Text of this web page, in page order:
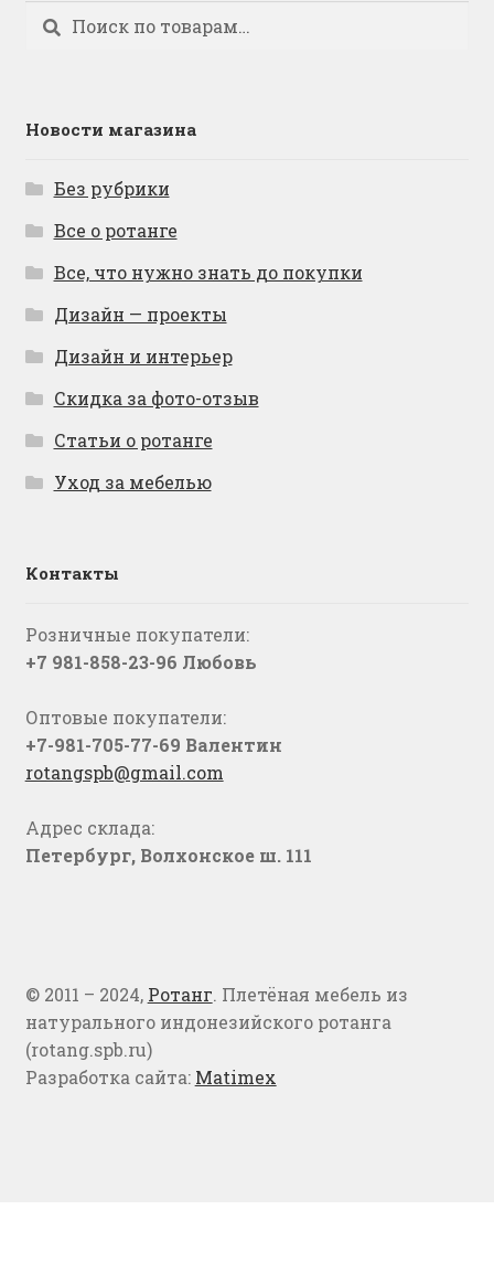
Искать:
Поиск
Новости магазина
Без рубрики
Все о ротанге
Все, что нужно знать до покупки
Дизайн — проекты
Дизайн и интерьер
Скидка за фото-отзыв
Статьи о ротанге
Уход за мебелью
Контакты
Розничные покупатели:
+7 981-858-23-96 Любовь
Оптовые покупатели:
+7-981-705-77-69 Валентин
rotangspb@gmail.com
Адрес склада:
Петербург, Волхонское ш. 111
© 2011 – 2024, Ротанг. Плетёная мебель из
натурального индонезийского ротанга
(rotang.spb.ru)
Разработка сайта: Matimex